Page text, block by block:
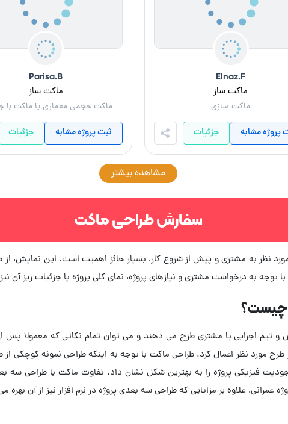
Elnaz.F
ماکت ساز
ماکت سازی
پروژه مشابه جزئیات
Parisa.B
ماکت ساز
ماکت حجمی معماری یا ماکت با
ثبت پروژه مشابه جزئیات
مشاهده بیشتر
سفارش طراحی ماکت
نظر به مشتری و پیش از شروع کار، بسیار حائز اهمیت است. این نمایش،
توجه به درخواست مشتری و نیازهای پروژه، نمای کلی پروژه یا جزئیات ریز
چیست؟
و تیم اجرایی یا مشتری طرح می دهند و می توان تمام نکاتی که معمولا
طرح مورد نظر اعمال کرد. طراحی ماکت با توجه به اینکه طراحی نمونه
فیزیکی پروژه را به بهترین شکل نشان داد. تفاوت ماکت با طراحی سه
علاوه بر مزایایی که طراحی سه بعدی پروژه در نرم افزار نیز از آن بهره